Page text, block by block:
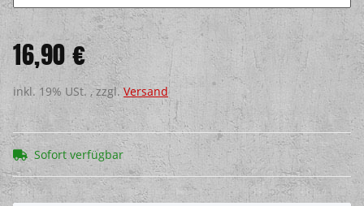
16,90 €
inkl. 19% USt. , zzgl. Versand
Sofort verfügbar